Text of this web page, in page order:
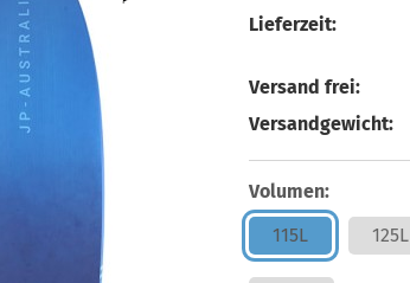
Lieferzeit:
Versand frei:
Versandgewicht:
Volumen:
115L
125L